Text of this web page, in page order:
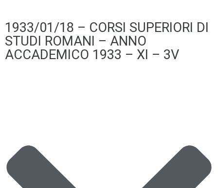
1933/01/18 – CORSI SUPERIORI DI
STUDI ROMANI – ANNO
ACCADEMICO 1933 – XI – 3V